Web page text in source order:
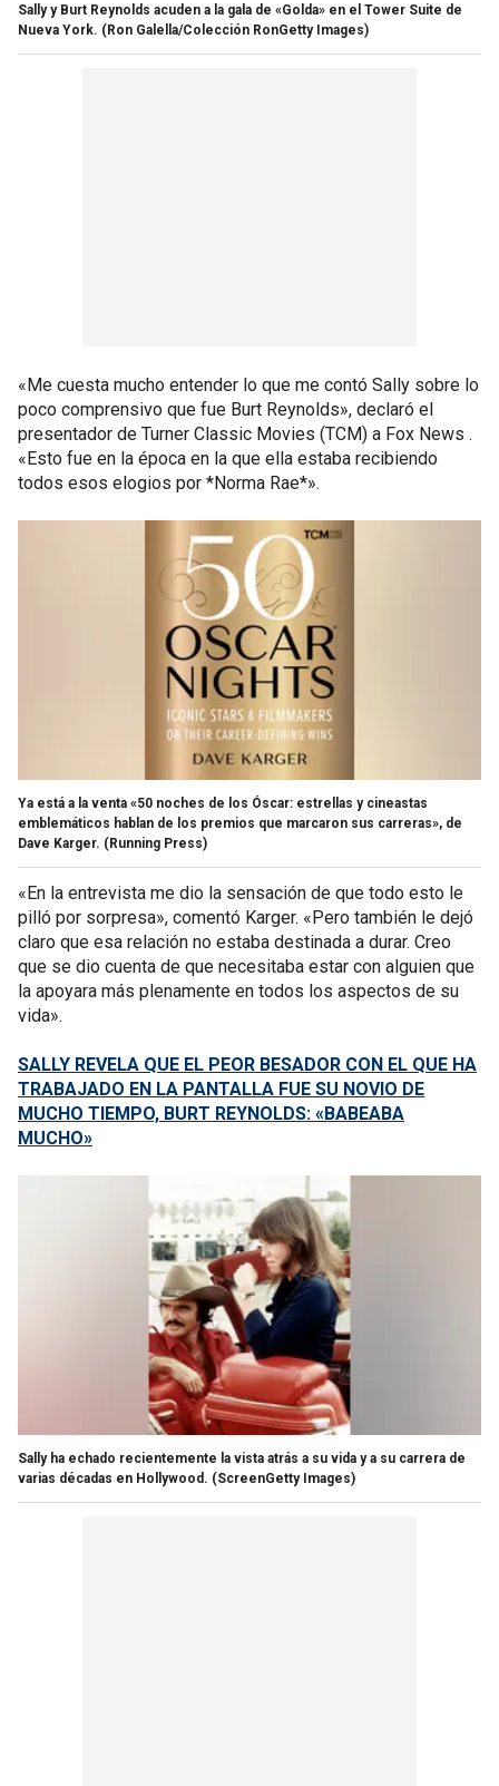
Sally y Burt Reynolds acuden a la gala de «Golda» en el Tower Suite de
Nueva York. (Ron Galella/Colección RonGetty Images)
«Me cuesta mucho entender lo que me contó Sally sobre lo
poco comprensivo que fue Burt Reynolds», declaró el
presentador de Turner Classic Movies (TCM) a Fox News .
«Esto fue en la época en la que ella estaba recibiendo
todos esos elogios por *Norma Rae*».
Ya está a la venta «50 noches de los Óscar: estrellas y cineastas
emblemáticos hablan de los premios que marcaron sus carreras», de
Dave Karger. (Running Press)
«En la entrevista me dio la sensación de que todo esto le
pilló por sorpresa», comentó Karger. «Pero también le dejó
claro que esa relación no estaba destinada a durar. Creo
que se dio cuenta de que necesitaba estar con alguien que
la apoyara más plenamente en todos los aspectos de su
vida».
SALLY REVELA QUE EL PEOR BESADOR CON EL QUE HA
TRABAJADO EN LA PANTALLA FUE SU NOVIO DE
MUCHO TIEMPO, BURT REYNOLDS: «BABEABA
MUCHO»
Sally ha echado recientemente la vista atrás a su vida y a su carrera de
varias décadas en Hollywood. (ScreenGetty Images)